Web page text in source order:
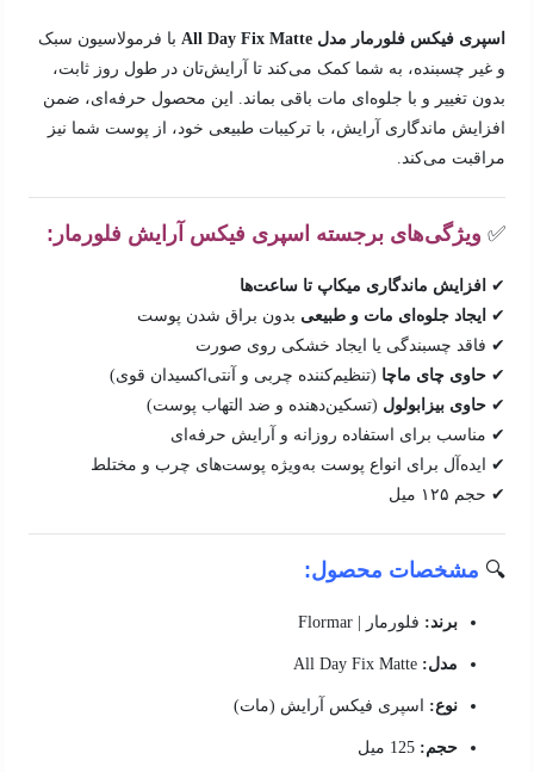
اسپری فیکس فلورمار مدل All Day Fix Matte
با فرمولاسیون سبک
و غیر چسبنده، به شما کمک می‌کند تا آرایش‌تان در طول روز ثابت،
بدون تغییر و با جلوه‌ای مات باقی بماند. این محصول حرفه‌ای، ضمن
افزایش ماندگاری آرایش، با ترکیبات طبیعی خود، از پوست شما نیز
مراقبت می‌کند.
✅ ویژگی‌های برجسته اسپری فیکس آرایش فلورمار:
✔ افزایش ماندگاری میکاپ تا ساعت‌ها
✔ ایجاد جلوه‌ای مات و طبیعی بدون براق شدن پوست
✔ فاقد چسبندگی یا ایجاد خشکی روی صورت
✔حاوی چای ماچا (تنظیم‌کننده چربی و آنتی‌اکسیدان قوی)
✔حاوی بیزابولول (تسکین‌دهنده و ضد التهاب پوست)
✔ مناسب برای استفاده روزانه و آرایش حرفه‌ای
✔ ایده‌آل برای انواع پوست به‌ویژه پوست‌های چرب و مختلط
✔ حجم ۱۲۵ میل
🔍 مشخصات محصول:
برند: فلورمار | Flormar
مدل: All Day Fix Matte
نوع: اسپری فیکس آرایش (مات)
حجم: 125 میل